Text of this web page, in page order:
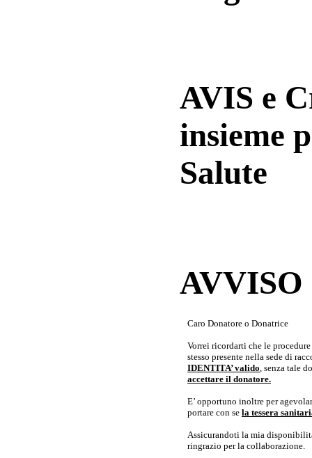
AVIS e
insieme
Salute
Caro Donatore o Donatrice
Vorrei ricordarti che le
stesso presente nella sede di
IDENTITA’ valido, senza tale
accettare il donatore.
E’ opportuno inoltre per
portare con se la tessera
Assicurandoti la mia
ringrazio per la collaborazione.